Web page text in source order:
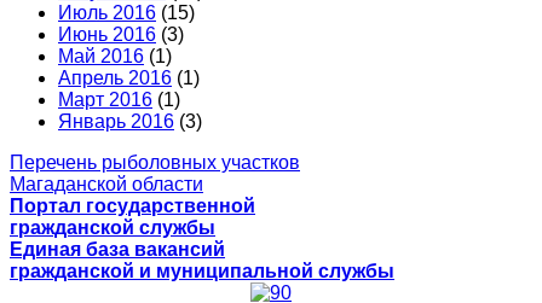
Июль 2016 (15)
Июнь 2016 (3)
Май 2016 (1)
Апрель 2016 (1)
Март 2016 (1)
Январь 2016 (3)
Перечень рыболовных участков
Магаданской области
Портал государственной
гражданской службы
Единая база вакансий
гражданской и муниципальной службы